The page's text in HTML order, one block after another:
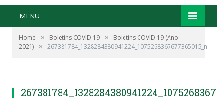
MENU
Home » Boletins COVID-19 »
Boletins COVID-19 (Ano
2021) » 267381784_1328284380941224_1075268367677365015_n